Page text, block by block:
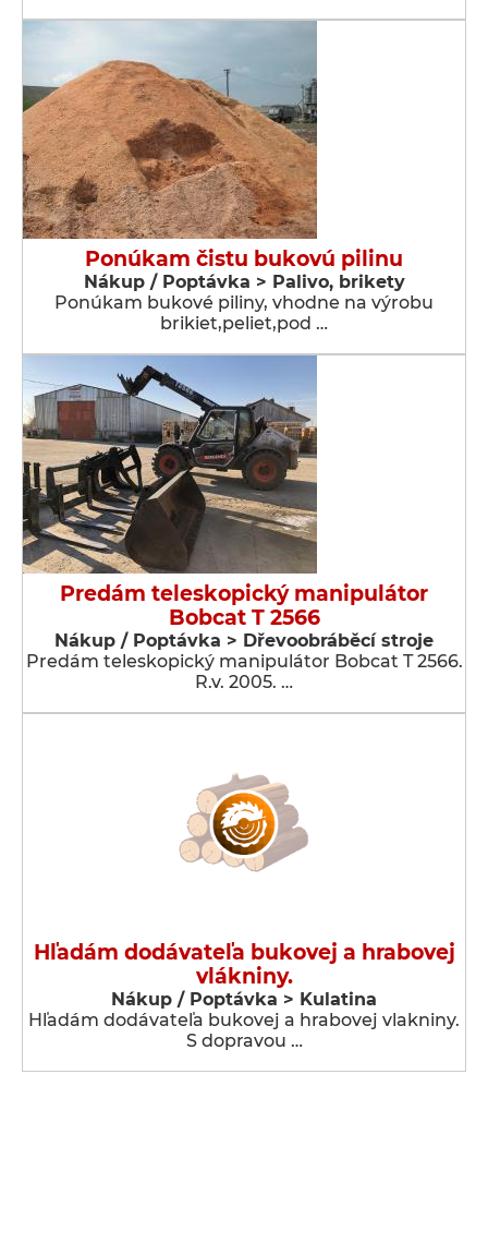
Ponúkam čistu bukovú pilinu
Nákup / Poptávka > Palivo, brikety
Ponúkam bukové piliny, vhodne na výrobu
brikiet,peliet,pod …
Predám teleskopický manipulátor
Bobcat T 2566
Nákup / Poptávka > Dřevoobráběcí stroje
Predám teleskopický manipulátor Bobcat T 2566.
R.v. 2005. …
Hľadám dodávateľa bukovej a hrabovej
vlákniny.
Nákup / Poptávka > Kulatina
Hľadám dodávateľa bukovej a hrabovej vlakniny.
S dopravou …